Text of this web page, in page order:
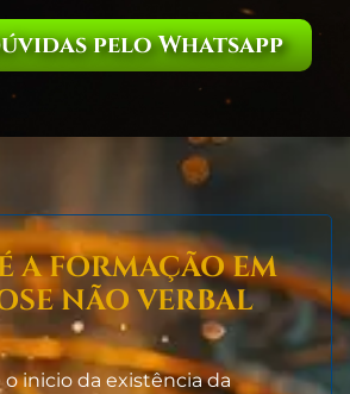
pelo Whatsapp
A FORMAÇÃO EM
NÃO VERBAL
inicio da existência da